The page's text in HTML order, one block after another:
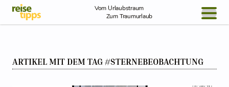
Skip to Content
Vom Urlaubstraum
Zum Traumurlaub
NEWS
ARTIKEL MIT DEM TAG #STERNEBEOBACHTUNG